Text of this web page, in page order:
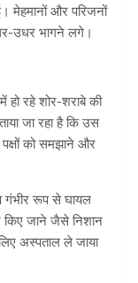
मेहमानों और परिजनों
उधर भागने लगे।
हो रहे शोर-शराबे की
जा रहा है कि उस
को समझाने और
गंभीर रूप से घायल
किए जाने जैसे निशान
अस्पताल ले जाया